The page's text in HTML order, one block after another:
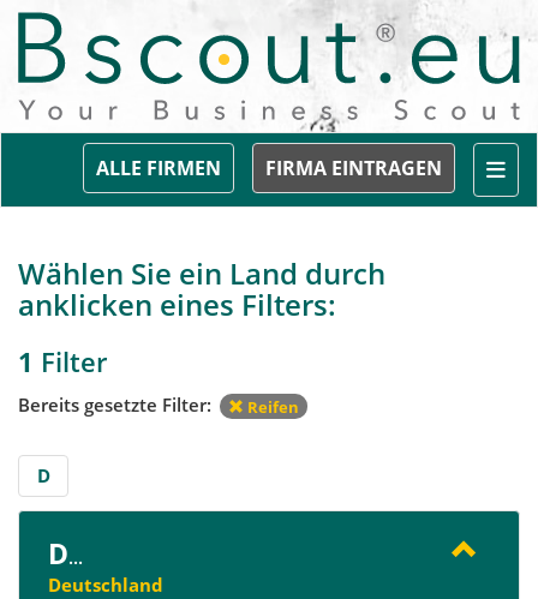
FIRMA EINTRAGEN
ALLE FIRMEN
Wählen Sie ein Land durch
anklicken eines Filters:
1 Filter
Bereits gesetzte Filter: Reifen
D
D...
Deutschland